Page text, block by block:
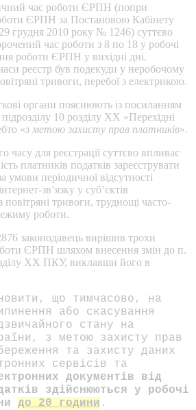
час роботи ЄРПН (попри
ЄРПН за Постановою Кабінету
грудня 2010 року № 1246) суттєво
час роботи з 8 по 18 у робочі
роботи ЄРПН у вихідні дні.
реєстр був подекуди у неробочому
тривоги, перебої з електрикою.
органи пояснюють із посиланням
10 розділу ХХ «Перехідні
«з метою захисту прав платників».
часу для реєстрації суттєво впливає
платників податків зареєструвати
періодичної відсутності
зв’язку у суб’єктів
тривоги, труднощі часто-
роботи.
законодавець вирішив трохи
ЄРПН шляхом внесення змін до п.
ХХ ПКУ, виклавши його в
що тимчасово, на
або скасування
стану на
з метою захисту прав
та захисту даних
сервісів та
документів від
здійснюються у робочі
до 20 години .